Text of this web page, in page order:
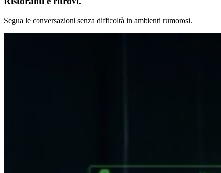
Segua le conversazioni senza difficoltà in ambienti rumorosi.